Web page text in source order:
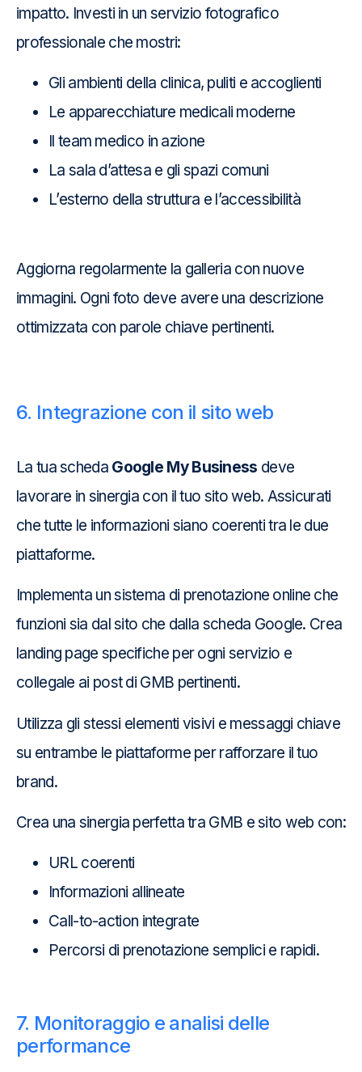
impatto. Investi in un servizio fotografico
professionale che mostri:
Gli ambienti della clinica, puliti e accoglienti
Le apparecchiature medicali moderne
Il team medico in azione
La sala d’attesa e gli spazi comuni
L’esterno della struttura e l’accessibilità
Aggiorna regolarmente la galleria con nuove
immagini. Ogni foto deve avere una descrizione
ottimizzata con parole chiave pertinenti.
6. Integrazione con il sito web
La tua scheda Google My Business deve
lavorare in sinergia con il tuo sito web. Assicurati
che tutte le informazioni siano coerenti tra le due
piattaforme.
Implementa un sistema di prenotazione online che
funzioni sia dal sito che dalla scheda Google. Crea
landing page specifiche per ogni servizio e
collegale ai post di GMB pertinenti.
Utilizza gli stessi elementi visivi e messaggi chiave
su entrambe le piattaforme per rafforzare il tuo
brand.
Crea una sinergia perfetta tra GMB e sito web con:
URL coerenti
Informazioni allineate
Call-to-action integrate
Percorsi di prenotazione semplici e rapidi.
7. Monitoraggio e analisi delle
performance